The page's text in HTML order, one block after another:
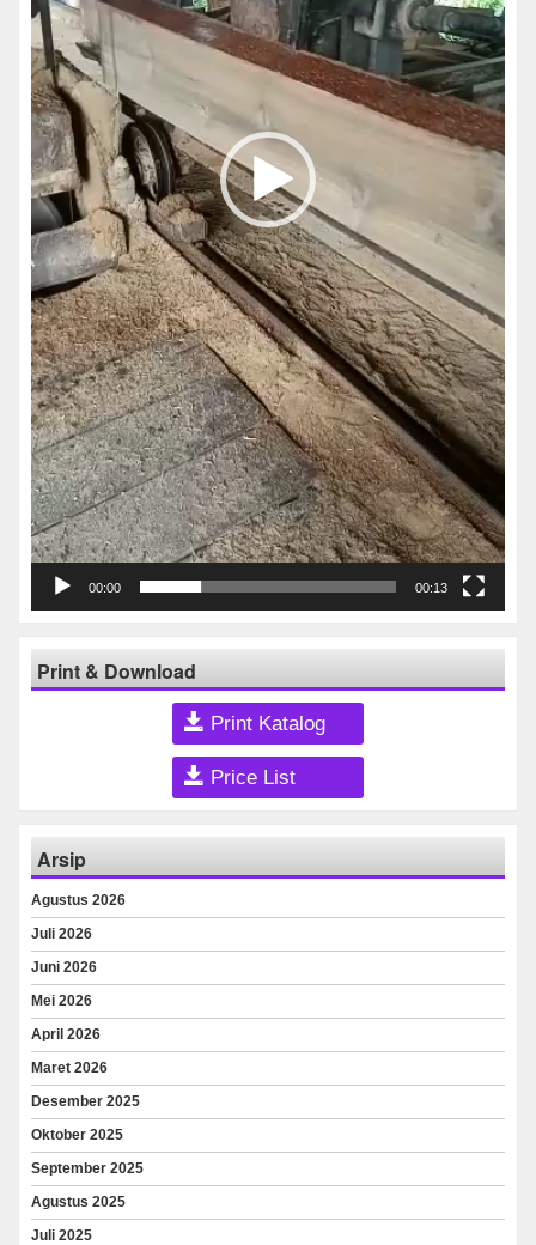
00:00 00:13
Print & Download
Print Katalog
Price List
Arsip
Agustus 2026
Juli 2026
Juni 2026
Mei 2026
April 2026
Maret 2026
Desember 2025
Oktober 2025
September 2025
Agustus 2025
Juli 2025